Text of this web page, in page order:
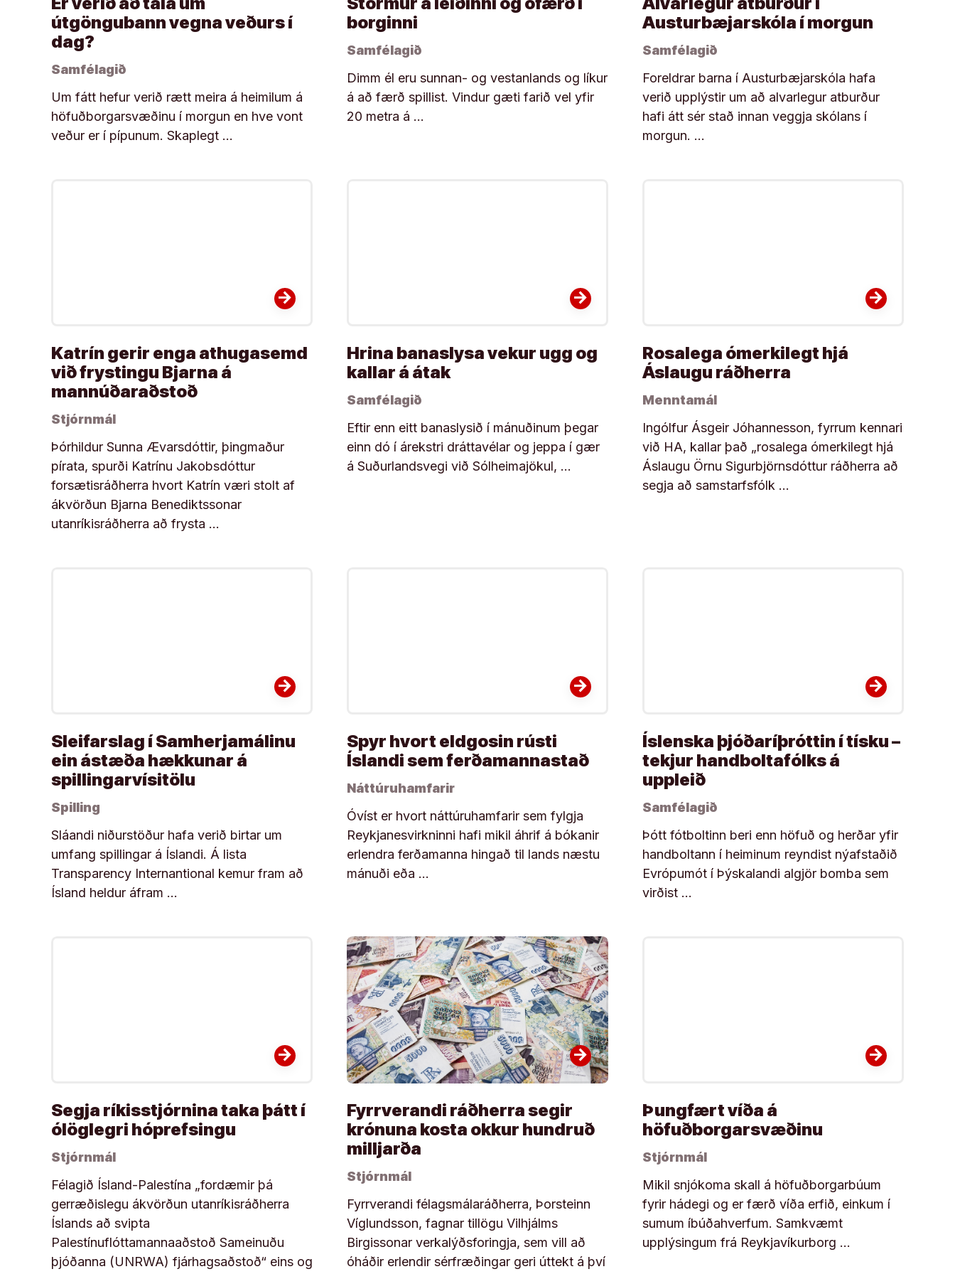
útgöngubann vegna veðurs í
dag?
Samfélagið
Um fátt hefur verið rætt meira á heimilum á
höfuðborgarsvæðinu í morgun en hve vont
veður er í pípunum. Skaplegt …
borginni
Samfélagið
Dimm él eru sunnan- og vestanlands og líkur
á að færð spillist. Vindur gæti farið vel yfir
20 metra á …
Austurbæjarskóla í morgun
Samfélagið
Foreldrar barna í Austurbæjarskóla hafa
verið upplýstir um að alvarlegur atburður
hafi átt sér stað innan veggja skólans í
morgun. …
arrow_forward
Katrín gerir enga athugasemd
við frystingu Bjarna á
mannúðaraðstoð
Stjórnmál
Þórhildur Sunna Ævarsdóttir, þingmaður
pírata, spurði Katrínu Jakobsdóttur
forsætisráðherra hvort Katrín væri stolt af
ákvörðun Bjarna Benediktssonar
utanríkisráðherra að frysta …
arrow_forward
Hrina banaslysa vekur ugg og
kallar á átak
Samfélagið
Eftir enn eitt banaslysið í mánuðinum þegar
einn dó í árekstri dráttavélar og jeppa í gær
á Suðurlandsvegi við Sólheimajökul, …
arrow_forward
Rosalega ómerkilegt hjá
Áslaugu ráðherra
Menntamál
Ingólfur Ásgeir Jóhannesson, fyrrum kennari
við HA, kallar það „rosalega ómerkilegt hjá
Áslaugu Örnu Sigurbjörnsdóttur ráðherra að
segja að samstarfsfólk …
arrow_forward
Sleifarslag í Samherjamálinu
ein ástæða hækkunar á
spillingarvísitölu
Spilling
Sláandi niðurstöður hafa verið birtar um
umfang spillingar á Íslandi. Á lista
Transparency Internantional kemur fram að
Ís­land held­ur áfram …
arrow_forward
Spyr hvort eldgosin rústi
Íslandi sem ferðamannastað
Náttúruhamfarir
Óvíst er hvort náttúruhamfarir sem fylgja
Reykjanesvirkninni hafi mikil áhrif á bókanir
erlendra ferðamanna hingað til lands næstu
mánuði eða …
arrow_forward
Íslenska þjóðaríþróttin í tísku –
tekjur handboltafólks á
uppleið
Samfélagið
Þótt fótboltinn beri enn höfuð og herðar yfir
handboltann í heiminum reyndist nýafstaðið
Evrópumót í Þýskalandi algjör bomba sem
virðist …
arrow_forward
Segja ríkisstjórnina taka þátt í
ólöglegri hóprefsingu
Stjórnmál
Félagið Ísland-Palestína „fordæmir þá
gerræðislegu ákvörðun utanríkisráðherra
Íslands að svipta
Palestínuflóttamannaaðstoð Sameinuðu
þjóðanna (UNRWA) fjárhagsaðstoð“ eins og
arrow_forward
Fyrrverandi ráðherra segir
krónuna kosta okkur hundruð
milljarða
Stjórnmál
Fyrrverandi félagsmálaráðherra, Þorsteinn
Víglundsson, fagnar tillögu Vilhjálms
Birgissonar verkalýðsforingja, sem vill að
óháðir erlendir sérfræðingar geri úttekt á því
arrow_forward
Þungfært víða á
höfuðborgarsvæðinu
Stjórnmál
Mikil snjókoma skall á höfuðborgarbúum
fyrir hádegi og er færð víða erfið, einkum í
sumum íbúðahverfum. Samkvæmt
upplýsingum frá Reykjavíkurborg …